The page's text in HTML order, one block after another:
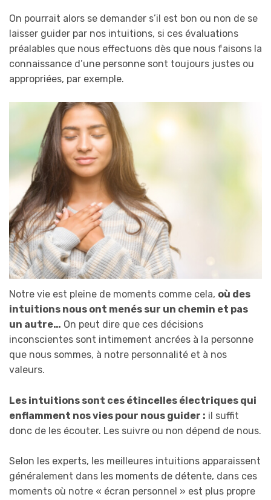
On pourrait alors se demander s’il est bon ou non de se
laisser guider par nos intuitions, si ces évaluations
préalables que nous effectuons dès que nous faisons la
connaissance d’une personne sont toujours justes ou
appropriées, par exemple.
Notre vie est pleine de moments comme cela, où des
intuitions nous ont menés sur un chemin et pas
un autre… On peut dire que ces décisions
inconscientes sont intimement ancrées à la personne
que nous sommes, à notre personnalité et à nos
valeurs.
Les intuitions sont ces étincelles électriques qui
enflamment nos vies pour nous guider : il suffit
donc de les écouter. Les suivre ou non dépend de nous.
Selon les experts, les meilleures intuitions apparaissent
généralement dans les moments de détente, dans ces
moments où notre « écran personnel » est plus propre